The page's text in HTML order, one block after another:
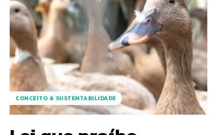
CONCEITO & SUSTENTABILIDADE